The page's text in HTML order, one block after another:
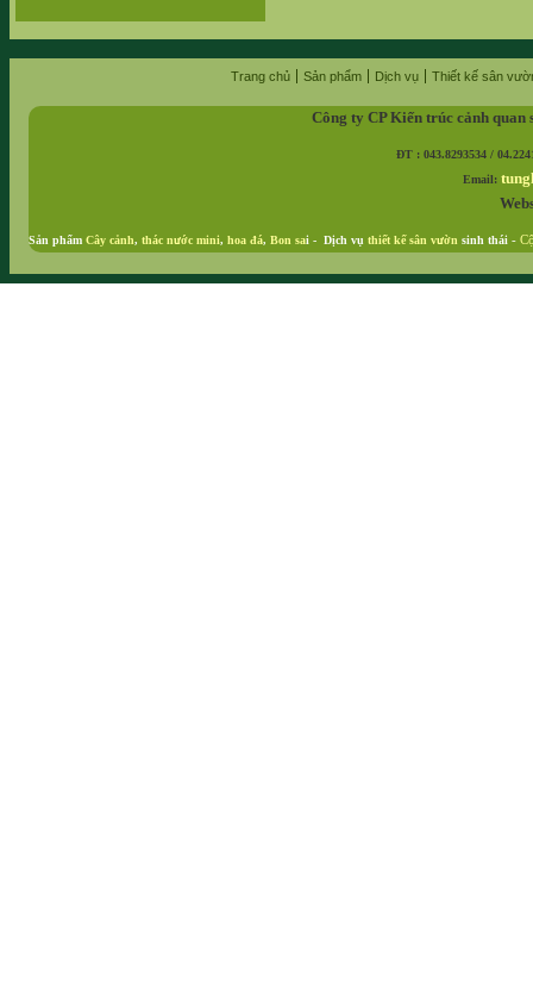
Trang chủ Sản phẩm Dịch vụ Thiết kế sân
Công ty CP Kiến trúc cảnh
ĐT : 043.8293534 /
Email:
Sản phẩm Cây cảnh, thác nước mini, hoa đá, Bon sai - Dịch vụ thiết kế sân vườn sinh thái -